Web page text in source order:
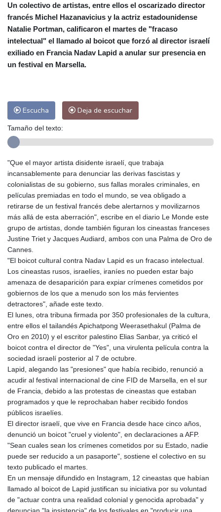
Un colectivo de artistas, entre ellos el oscarizado director
francés Michel Hazanavicius y la actriz estadounidense
Natalie Portman, calificaron el martes de "fracaso
intelectual" el llamado al boicot que forzó al director israelí
exiliado en Francia Nadav Lapid a anular sur presencia en
un festival en Marsella.
Escucha Deja de escuchar
Tamaño del texto:
"Que el mayor artista disidente israelí, que trabaja
incansablemente para denunciar las derivas fascistas y
colonialistas de su gobierno, sus fallas morales criminales, en
películas premiadas en todo el mundo, se vea obligado a
retirarse de un festival francés debe alertarnos y movilizarnos
más allá de esta aberración", escribe en el diario Le Monde este
grupo de artistas, donde también figuran los cineastas franceses
Justine Triet y Jacques Audiard, ambos con una Palma de Oro de
Cannes.
"El boicot cultural contra Nadav Lapid es un fracaso intelectual.
Los cineastas rusos, israelíes, iraníes no pueden estar bajo
amenaza de desaparición para expiar crímenes cometidos por
gobiernos de los que a menudo son los más fervientes
detractores", añade este texto.
El lunes, otra tribuna firmada por 350 profesionales de la cultura,
entre ellos el tailandés Apichatpong Weerasethakul (Palma de
Oro en 2010) y el escritor palestino Elias Sanbar, ya criticó el
boicot contra el director de "Yes", una virulenta película contra la
sociedad israelí posterior al 7 de octubre.
Lapid, alegando las "presiones" que había recibido, renunció a
acudir al festival internacional de cine FID de Marsella, en el sur
de Francia, debido a las protestas de cineastas que estaban
programados y que le reprochaban haber recibido fondos
públicos israelíes.
El director israelí, que vive en Francia desde hace cinco años,
denunció un boicot "cruel y violento", en declaraciones a AFP.
"Sean cuales sean los crímenes cometidos por su Estado, nadie
puede ser reducido a un pasaporte", sostiene el colectivo en su
texto publicado el martes.
En un mensaje difundido en Instagram, 12 cineastas que habían
llamado al boicot de Lapid justifican su iniciativa por su voluntad
de "actuar contra una realidad colonial y genocida aprobada" y